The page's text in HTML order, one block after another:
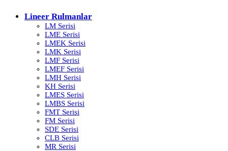
Lineer Rulmanlar
LM Serisi
LME Serisi
LMEK Serisi
LMK Serisi
LMF Serisi
LMEF Serisi
LMH Serisi
KH Serisi
LMES Serisi
LMBS Serisi
FMT Serisi
FM Serisi
SDE Serisi
CLB Serisi
MR Serisi